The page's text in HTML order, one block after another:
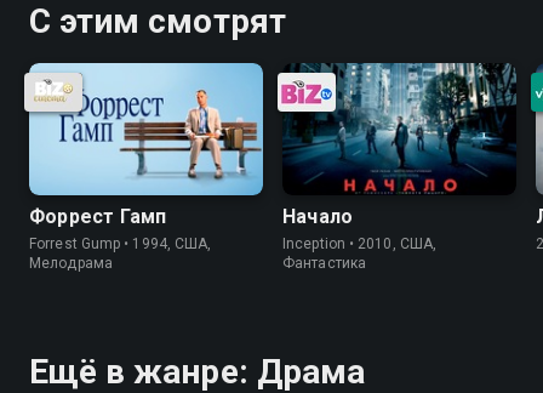
С этим смотрят
Форрест Гамп
Forrest Gump • 1994, США,
Мелодрама
Начало
Inception • 2010, США,
Фантастика
Ещё в жанре: Драма